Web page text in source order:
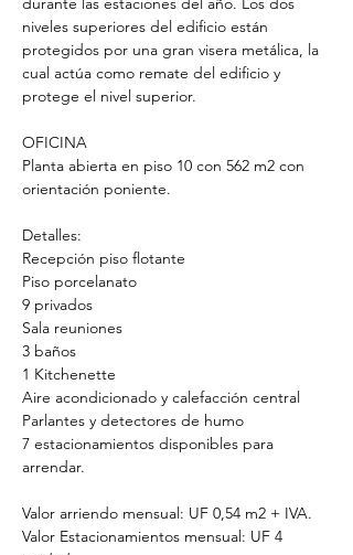
niveles superiores del edificio están
protegidos por una gran visera metálica, la
cual actúa como remate del edificio y
protege el nivel superior.
OFICINA
Planta abierta en piso 10 con 562 m2 con
orientación poniente.
Detalles:
Recepción piso flotante
Piso porcelanato
9 privados
Sala reuniones
3 baños
1 Kitchenette
Aire acondicionado y calefacción central
Parlantes y detectores de humo
7 estacionamientos disponibles para
arrendar.
Valor arriendo mensual: UF 0,54 m2 + IVA.
Valor Estacionamientos mensual: UF 4